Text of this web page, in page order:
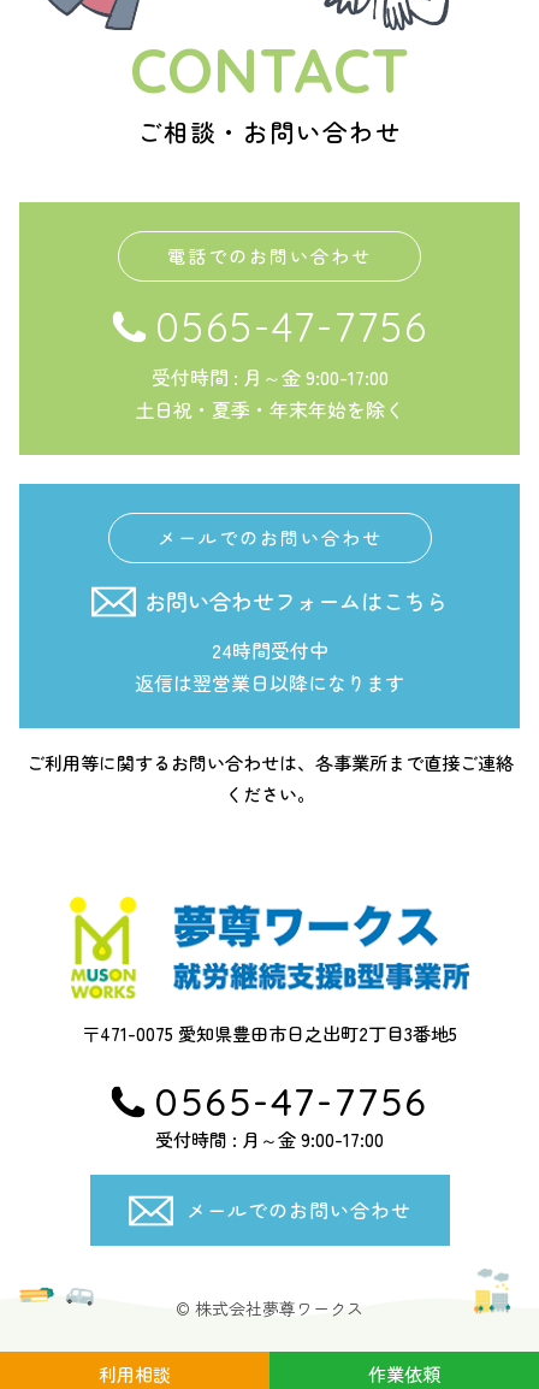
CONTACT
ご相談・お問い合わせ
電話でのお問い合わせ
0565-47-7756
受付時間 : 月～金 9:00-17:00
土日祝・夏季・年末年始を除く
メールでのお問い合わせ
お問い合わせフォームはこちら
24時間受付中
返信は翌営業日以降になります
ご利用等に関するお問い合わせは、各事業所まで直接ご連絡
ください。
〒471-0075 愛知県豊田市日之出町2丁目3番地5
0565-47-7756
受付時間 : 月～金 9:00-17:00
メールでのお問い合わせ
© 株式会社夢尊ワークス
利用相談 作業依頼